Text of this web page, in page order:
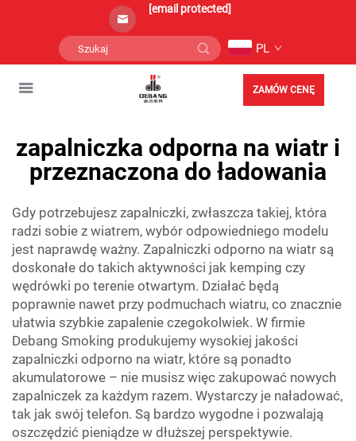
[email protected]
PL
ZAMÓW CENĘ
zapalniczka odporna na wiatr i
przeznaczona do ładowania
Gdy potrzebujesz zapalniczki, zwłaszcza takiej, która
radzi sobie z wiatrem, wybór odpowiedniego modelu
jest naprawdę ważny. Zapalniczki odporno na wiatr są
doskonałe do takich aktywności jak kemping czy
wędrówki po terenie otwartym. Działać będą
poprawnie nawet przy podmuchach wiatru, co znacznie
ułatwia szybkie zapalenie czegokolwiek. W firmie
Debang Smoking produkujemy wysokiej jakości
zapalniczki odporno na wiatr, które są ponadto
akumulatorowe – nie musisz więc zakupować nowych
zapalniczek za każdym razem. Wystarczy je naładować,
tak jak swój telefon. Są bardzo wygodne i pozwalają
oszczędzić pieniądze w dłuższej perspektywie.